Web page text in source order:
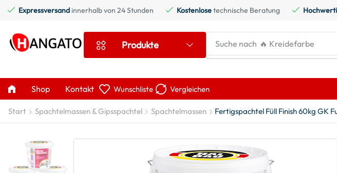
Expressversand innerhalb von 24 Stunden Kostenlosetechnische Beratung
Produkte Suche nach
Shop Kontakt Wunschliste Vergleichen
Start Spachtelmassen & Gipsspachtel Spachtelmassen Fertigspachtel Füll Finish 60kg GK